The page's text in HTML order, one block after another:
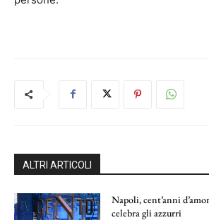
ALTRI ARTICOLI
Napoli, cent’anni
celebra gli azzurri